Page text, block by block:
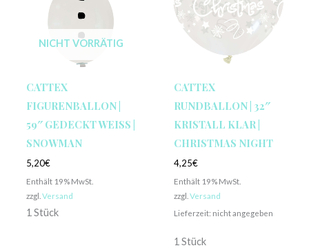
NICHT VORRÄTIG
CATTEX
FIGURENBALLON |
59″ GEDECKT WEISS | S
NOWMAN
5,20€
Enthält 19% MwSt.
zzgl. Versand
1 Stück
CATTEX
RUNDBALLON | 32″
KRISTALL KLAR |
CHRISTMAS NIGHT
4,25€
Enthält 19% MwSt.
zzgl. Versand
Lieferzeit: nicht angegeben
1 Stück